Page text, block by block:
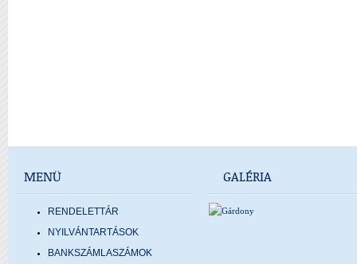
MENÜ
RENDELETTÁR
NYILVÁNTARTÁSOK
BANKSZÁMLASZÁMOK
GALÉRIA